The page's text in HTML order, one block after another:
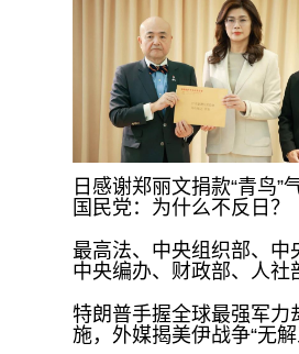
日感谢郑丽文捐款“青鸟”
国民党：为什么不反日？
最高法、中央组织部、中
中央编办、财政部、人社
特朗普手握全球最强军力
施，外媒揭美伊战争“无